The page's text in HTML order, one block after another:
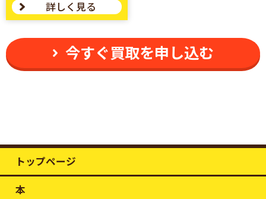
詳しく見る
今すぐ買取を申し込む
トップページ
本